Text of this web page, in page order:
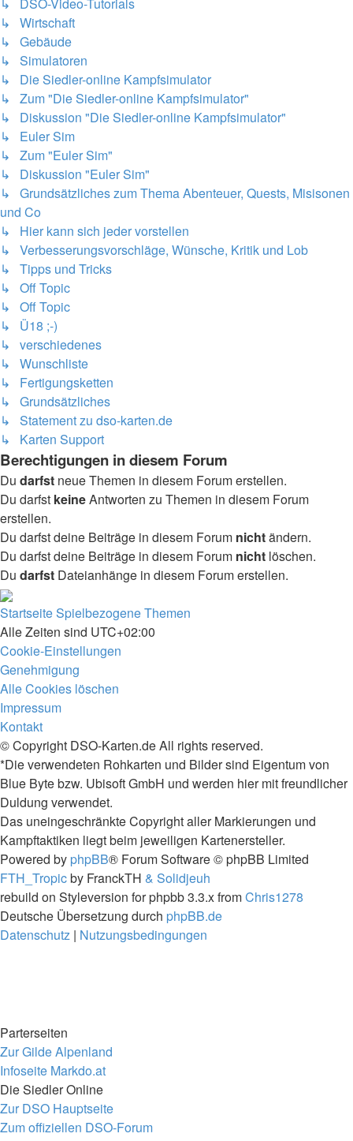
↳ Wirtschaft
↳ Gebäude
↳ Simulatoren
↳ Die Siedler-online Kampfsimulator
↳ Zum "Die Siedler-online Kampfsimulator"
↳ Diskussion "Die Siedler-online Kampfsimulator"
↳ Euler Sim
↳ Zum "Euler Sim"
↳ Diskussion "Euler Sim"
↳ Grundsätzliches zum Thema Abenteuer, Quests, Misisonen
und Co
↳ Hier kann sich jeder vorstellen
↳ Verbesserungsvorschläge, Wünsche, Kritik und Lob
↳ Tipps und Tricks
↳ Off Topic
↳ Off Topic
↳ Ü18 ;-)
↳ verschiedenes
↳ Wunschliste
↳ Fertigungsketten
↳ Grundsätzliches
↳ Statement zu dso-karten.de
↳ Karten Support
Berechtigungen in diesem Forum
Du darfst neue Themen in diesem Forum erstellen.
Du darfst keineAntworten zu Themen in diesem Forum
erstellen.
Du darfst deine Beiträge in diesem Forum nichtändern.
Du darfst deine Beiträge in diesem Forum nicht löschen.
Du darfst Dateianhänge in diesem Forum erstellen.
StartseiteSpielbezogene Themen
Alle Zeiten sind UTC+02:00
Cookie-Einstellungen
Genehmigung
Alle Cookies löschen
Impressum
Kontakt
© Copyright DSO-Karten.de All rights reserved.
*Die verwendeten Rohkarten und Bilder sind Eigentum von
Blue Byte bzw. Ubisoft GmbH und werden hier mit freundlicher
Duldung verwendet.
Das uneingeschränkte Copyright aller Markierungen und
Kampftaktiken liegt beim jeweiligen Kartenersteller.
Powered by phpBB® Forum Software © phpBB Limited
FTH_Tropicby FranckTH & Solidjeuh
rebuild on Styleversion for phpbb 3.3.x fromChris1278
Deutsche Übersetzung durch phpBB.de
Datenschutz | Nutzungsbedingungen
Parterseiten
Zur Gilde Alpenland
Infoseite Markdo.at
Die Siedler Online
Zur DSO Hauptseite
Zum offiziellen DSO-Forum